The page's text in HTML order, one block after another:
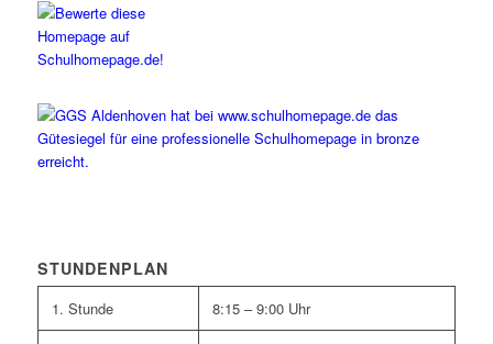
STUNDENPLAN
1. Stunde 8:15 – 9:00 Uhr